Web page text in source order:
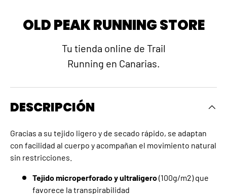
OLD PEAK RUNNING STORE
Tu tienda online de Trail
Running en Canarias.
DESCRIPCIÓN
Gracias a su tejido ligero y de secado rápido, se adaptan
con facilidad al cuerpo y acompañan el movimiento natural
sin restricciones.
Tejido microperforado y ultraligero(100g/m2) que
favorece la transpirabilidad